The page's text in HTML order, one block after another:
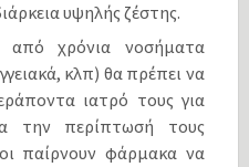
υψηλής ζέστης.
χρόνια νοσήματα
κλπ) θα πρέπει να
ιατρό τους για
την περίπτωσή τους
παίρνουν φάρμακα να